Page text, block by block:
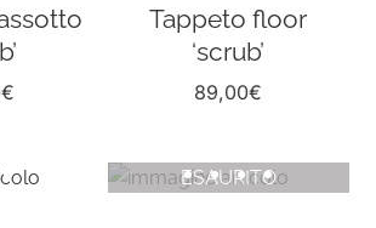
€
Tappeto floor
‘scrub’
89,00€
ESAURITO